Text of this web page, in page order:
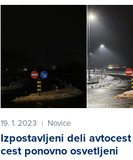
19. 1. 2023 | Novice
Izpostavljeni deli
cest ponovno osvetljeni